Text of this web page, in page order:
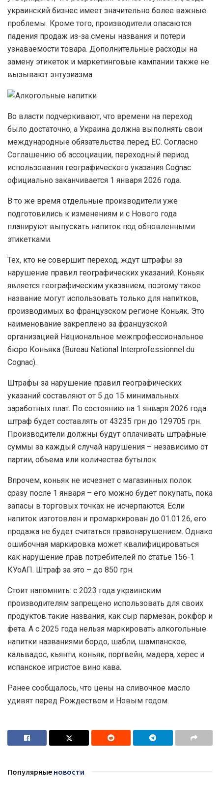
украинский бизнес имеет значительно более важные
проблемы. Кроме того, производители опасаются
падения продаж из-за смены названия и потери
узнаваемости товара. Дополнительные расходы на
замену этикеток и маркетинговые кампании также не
вызывают энтузиазма.
Во власти подчеркивают, что времени на переход
было достаточно, а Украина должна выполнять свои
международные обязательства перед ЕС. Согласно
Соглашению об ассоциации, переходный период
использования географического указания Cognac
официально заканчивается 1 января 2026 года.
В то же время отдельные производители уже
подготовились к изменениям и с Нового года
планируют выпускать напиток под обновленными
этикетками.
Тех, кто не совершит переход, ждут штрафы за
нарушение правил географических указаний. Коньяк
является географическим указанием, поэтому такое
название могут использовать только для напитков,
производимых во французском регионе Коньяк. Это
наименование закреплено за французской
организацией Национальное межпрофессиональное
бюро Коньяка (Bureau National Interprofessionnel du
Cognac).
Штрафы за нарушение правил географических
указаний составляют от 5 до 15 минимальных
заработных плат. По состоянию на 1 января 2026 года
штраф будет составлять от 43235 грн до 129705 грн.
Производители должны будут оплачивать штрафные
суммы за каждый случай нарушения – независимо от
партии, объема или количества бутылок.
Впрочем, коньяк не исчезнет с магазинных полок
сразу после 1 января – его можно будет покупать, пока
запасы в торговых точках не исчерпаются. Если
напиток изготовлен и промаркирован до 01.01.26, его
продажа не будет считаться правонарушением. Однако
ошибочная маркировка может квалифицироваться
как нарушение прав потребителей по статье 156-1
КУоАП. Штраф за это – до 850 грн.
Стоит напомнить: с 2023 года украинским
производителям запрещено использовать для своих
продуктов такие названия, как сыр пармезан, рокфор и
фета. А с 2025 года нельзя маркировать алкогольные
напитки названиями бордо, шабли, шампанское,
кальвадос, кьянти, коньяк, портвейн, мадера, херес и
испанское игристое вино кава.
Ранее сообщалось, что цены на сливочное масло
удивят перед Рождеством и Новым годом.
Популярные новости